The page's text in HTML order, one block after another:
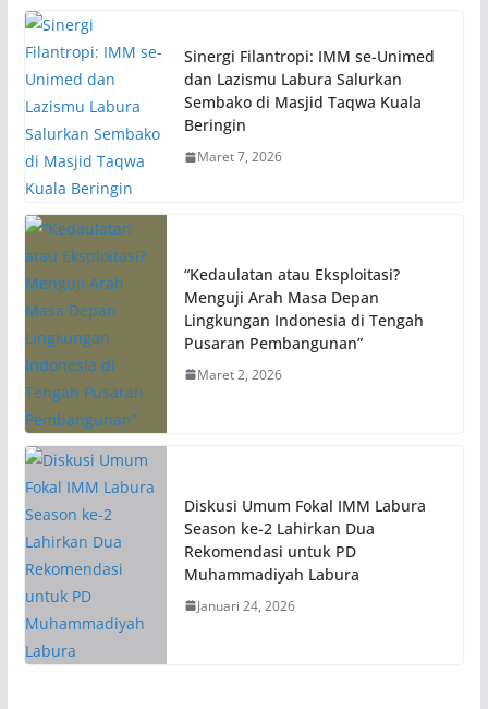
Sinergi Filantropi: IMM se-Unimed
dan Lazismu Labura Salurkan
Sembako di Masjid Taqwa Kuala
Beringin
Maret 7, 2026
“Kedaulatan atau Eksploitasi?
Menguji Arah Masa Depan
Lingkungan Indonesia di Tengah
Pusaran Pembangunan”
Maret 2, 2026
Diskusi Umum Fokal IMM Labura
Season ke-2 Lahirkan Dua
Rekomendasi untuk PD
Muhammadiyah Labura
Januari 24, 2026